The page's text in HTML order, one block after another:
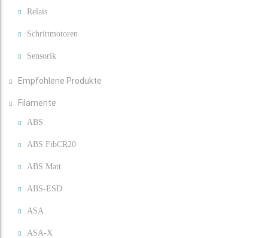
Relais
Schrittmotoren
Sensorik
Empfohlene Produkte
Filamente
ABS
ABS FibCR20
ABS Matt
ABS-ESD
ASA
ASA-X